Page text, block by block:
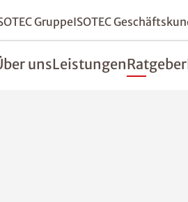
GruppeISOTEC
unsLeistungenRatgeber